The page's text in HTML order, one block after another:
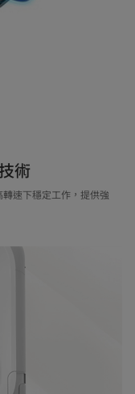
術
速下穩定工作，提供強